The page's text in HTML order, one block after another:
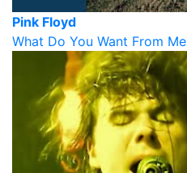
Pink Floyd
What Do You Want From Me